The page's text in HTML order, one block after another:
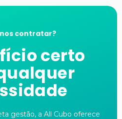
contratar?
certo
gestão, a All Cubo oferece